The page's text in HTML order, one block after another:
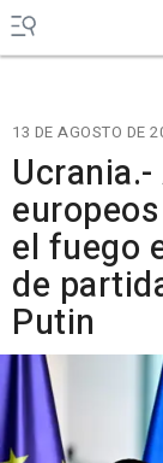
13 DE AGOSTO DE
Ucrania.-
el fuego
de
Putin